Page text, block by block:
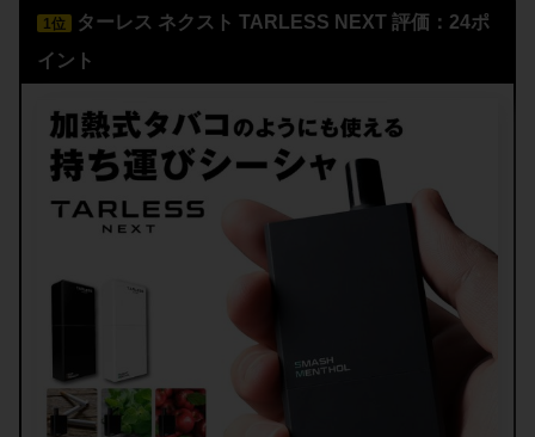
1位 ターレス ネクスト TARLESS NEXT 評価：24ポ
イント